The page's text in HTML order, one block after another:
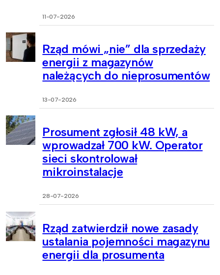
11-07-2026
Rząd mówi „nie” dla sprzedaży
energii z magazynów
należących do nieprosumentów
13-07-2026
Prosument zgłosił 48 kW, a
wprowadzał 700 kW. Operator
sieci skontrolował
mikroinstalacje
28-07-2026
Rząd zatwierdził nowe zasady
ustalania pojemności magazynu
energii dla prosumenta